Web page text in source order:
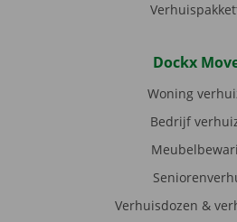
Dockx
Woning
Bedrijf
Verhuisdozen &